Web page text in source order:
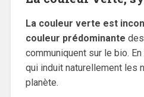
La couleur verte est
couleur prédominante
communiquent sur le bio.
qui induit naturellement les
planète.